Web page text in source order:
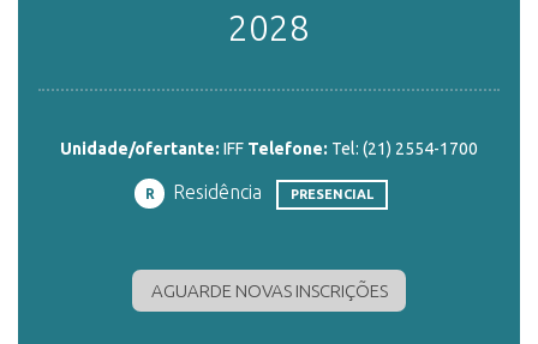
CURSOS
2028
Unidade/ofertante: IFF Telefone: Tel: (21) 2554-1700
R Residência PRESENCIAL
AGUARDE NOVAS INSCRIÇÕES